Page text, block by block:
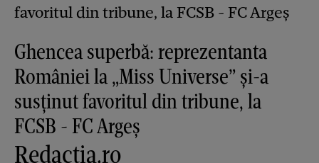
Ghencea superbă: reprezentanta
României la „Miss Universe” și-a
susținut favoritul din tribune, la
FCSB - FC Argeș
Redactia.ro